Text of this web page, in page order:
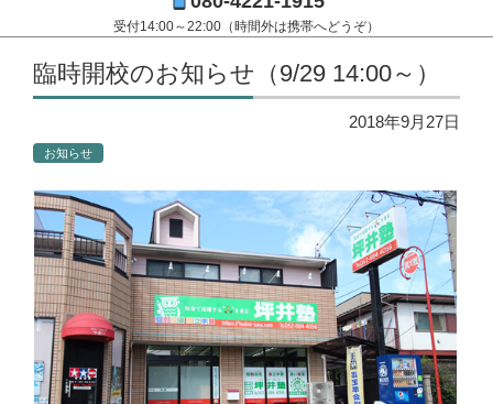
受付14:00～22:00（時間外は携帯へどうぞ）
コンテンツに移動
臨時開校のお知らせ（9/29 14:00～）
2018年9月27日
お知らせ